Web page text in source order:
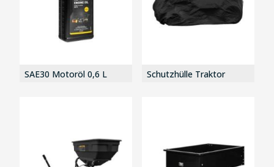
SAE30 Motoröl 0,6 L Schutzhülle Traktor